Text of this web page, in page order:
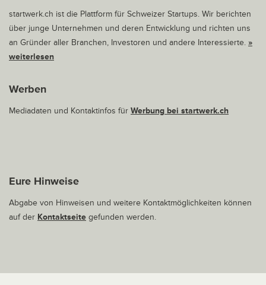
startwerk.ch ist die Plattform für Schweizer Startups. Wir berichten
über junge Unternehmen und deren Entwicklung und richten uns
an Gründer aller Branchen, Investoren und andere Interessierte. »
weiterlesen
Werben
Mediadaten und Kontaktinfos für Werbung bei startwerk.ch
Eure Hinweise
Abgabe von Hinweisen und weitere Kontaktmöglichkeiten können
auf der Kontaktseite gefunden werden.